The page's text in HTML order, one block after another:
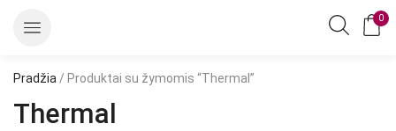
0
Pradžia / Produktai su žymomis “Thermal”
Thermal